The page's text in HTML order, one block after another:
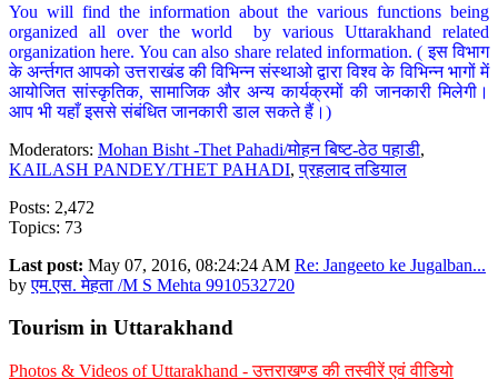
You will find the information about the various functions being
organized all over the world by various Uttarakhand related
organization here. You can also share related information. ( इस विभाग
के अर्न्तगत आपको उत्तराखंड की विभिन्न संस्थाओ द्वारा विश्व के विभिन्न भागों में
आयोजित सांस्कृतिक, सामाजिक और अन्य कार्यक्रमों की जानकारी मिलेगी।
आप भी यहाँ इससे संबंधित जानकारी डाल सकते हैं।)
Moderators: Mohan Bisht -Thet Pahadi/मोहन बिष्ट-ठेठ पहाडी,
KAILASH PANDEY/THET PAHADI,प्रहलाद तडियाल
Posts: 2,472
Topics: 73
Last post: May 07, 2016, 08:24:24 AM Re: Jangeeto ke Jugalban...
byएम.एस. मेहता /M S Mehta 9910532720
Tourism in Uttarakhand
Photos & Videos of Uttarakhand - उत्तराखण्ड की तस्वीरें एवं वीडियो